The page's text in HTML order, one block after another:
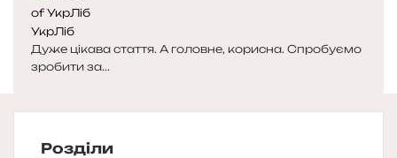
УкрЛіб
Дуже цікава стаття. А головне, корисна. Спробуємо
зробити за...
Розділи